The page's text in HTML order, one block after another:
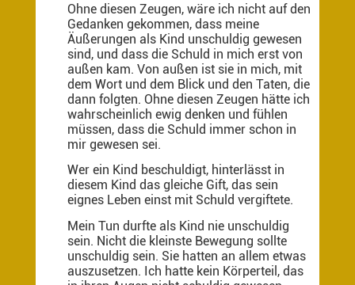
Ohne diesen Zeugen, wäre ich nicht auf den
Gedanken gekommen, dass meine
Äußerungen als Kind unschuldig gewesen
sind, und dass die Schuld in mich erst von
außen kam. Von außen ist sie in mich, mit
dem Wort und dem Blick und den Taten, die
dann folgten. Ohne diesen Zeugen hätte ich
wahrscheinlich ewig denken und fühlen
müssen, dass die Schuld immer schon in
mir gewesen sei.
Wer ein Kind beschuldigt, hinterlässt in
diesem Kind das gleiche Gift, das sein
eignes Leben einst mit Schuld vergiftete.
Mein Tun durfte als Kind nie unschuldig
sein. Nicht die kleinste Bewegung sollte
unschuldig sein. Sie hatten an allem etwas
auszusetzen. Ich hatte kein Körperteil, das